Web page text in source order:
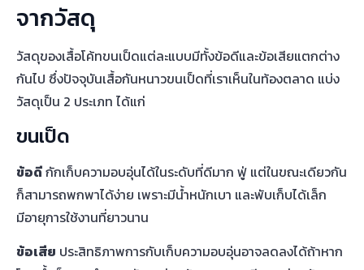
จากวัสดุ
วัสดุของเสื้อโค้ทขนเป็ดแต่ละแบบมีทั้งข้อดีและข้อเสียแตกต่าง
กันไป ซึ่งปัจจุบันเสื้อกันหนาวขนเป็ดที่เราเห็นในท้องตลาด แบ่ง
วัสดุเป็น 2 ประเภท ได้แก่
ขนเป็ด
ข้อดีกักเก็บความอบอุ่นได้ในระดับที่ดีมาก ฟู่ แต่ในขณะเดียวกัน
ก็สามารถพกพาได้ง่าย เพราะมีน้ำหนักเบา และพับเก็บได้เล็ก
มีอายุการใช้งานที่ยาวนาน
ข้อเสีย ประสิทธิภาพการกับเก็บความอบอุ่นอาจลดลงได้ถ้าหาก